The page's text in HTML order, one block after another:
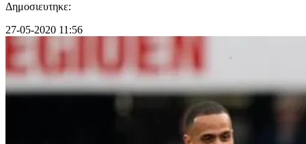
Δημοσιευτηκε:
27-05-2020 11:56